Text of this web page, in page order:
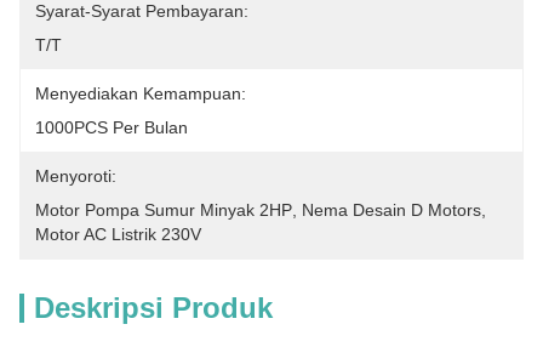
Syarat-Syarat Pembayaran:
T/T
Menyediakan Kemampuan:
1000PCS Per Bulan
Menyoroti:
Motor Pompa Sumur Minyak 2HP Nema Desain D Motors
Motor AC Listrik 230V
Deskripsi Produk